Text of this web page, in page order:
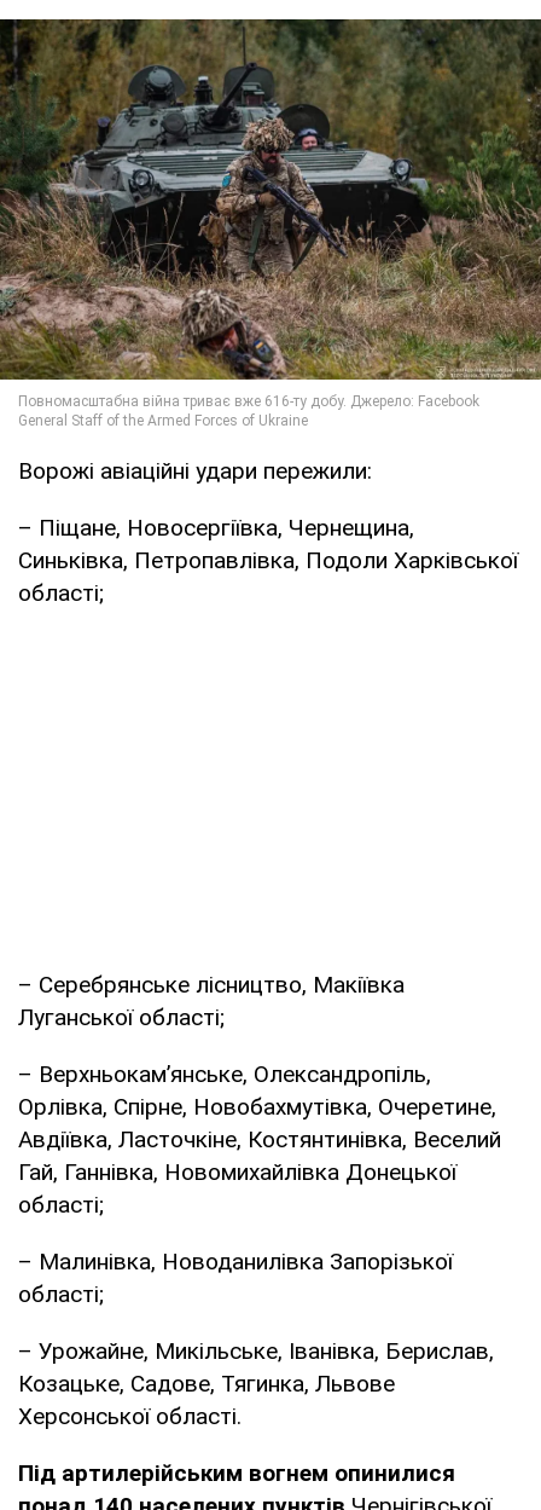
Ворожі авіаційні удари пережили:
– Піщане, Новосергіївка, Чернещина,
Синьківка, Петропавлівка, Подоли Харківської
області;
– Серебрянське лісництво, Макіївка
Луганської області;
– Верхньокам’янське, Олександропіль,
Орлівка, Спірне, Новобахмутівка, Очеретине,
Авдіївка, Ласточкіне, Костянтинівка, Веселий
Гай, Ганнівка, Новомихайлівка Донецької
області;
– Малинівка, Новоданилівка Запорізької
області;
– Урожайне, Микільське, Іванівка, Берислав,
Козацьке, Садове, Тягинка, Львове
Херсонської області.
Під артилерійським вогнем опинилися